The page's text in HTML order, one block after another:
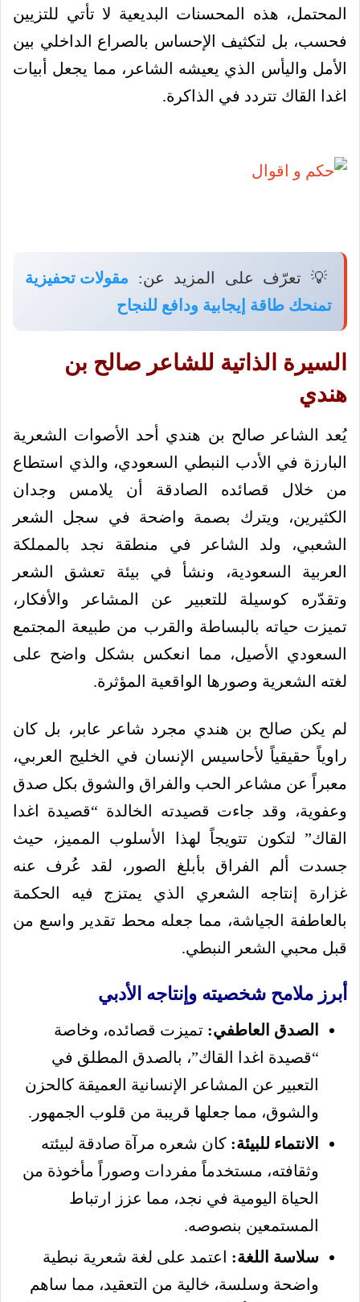
المحتمل، هذه المحسنات البديعية لا تأتي للتزيين
فحسب، بل لتكثيف الإحساس بالصراع الداخلي بين
الأمل واليأس الذي يعيشه الشاعر، مما يجعل أبيات
اغدا القاك تتردد في الذاكرة.
💡 تعرّف على المزيد عن: مقولات تحفيزية
تمنحك طاقة إيجابية ودافع للنجاح
السيرة الذاتية للشاعر صالح بن
هندي
يُعد الشاعر صالح بن هندي أحد الأصوات الشعرية
البارزة في الأدب النبطي السعودي، والذي استطاع
من خلال قصائده الصادقة أن يلامس وجدان
الكثيرين، ويترك بصمة واضحة في سجل الشعر
الشعبي، ولد الشاعر في منطقة نجد بالمملكة
العربية السعودية، ونشأ في بيئة تعشق الشعر
وتقدّره كوسيلة للتعبير عن المشاعر والأفكار،
تميزت حياته بالبساطة والقرب من طبيعة المجتمع
السعودي الأصيل، مما انعكس بشكل واضح على
لغته الشعرية وصورها الواقعية المؤثرة.
لم يكن صالح بن هندي مجرد شاعر عابر، بل كان
راوياً حقيقياً لأحاسيس الإنسان في الخليج العربي،
معبراً عن مشاعر الحب والفراق والشوق بكل صدق
وعفوية، وقد جاءت قصيدته الخالدة “قصيدة اغدا
القاك” لتكون تتويجاً لهذا الأسلوب المميز، حيث
جسدت ألم الفراق بأبلغ الصور، لقد عُرف عنه
غزارة إنتاجه الشعري الذي يمتزج فيه الحكمة
بالعاطفة الجياشة، مما جعله محط تقدير واسع من
قبل محبي الشعر النبطي.
أبرز ملامح شخصيته وإنتاجه الأدبي
الصدق العاطفي: تميزت قصائده، وخاصة
“قصيدة اغدا القاك”، بالصدق المطلق في
التعبير عن المشاعر الإنسانية العميقة كالحزن
والشوق، مما جعلها قريبة من قلوب الجمهور.
الانتماء للبيئة: كان شعره مرآة صادقة لبيئته
وثقافته، مستخدماً مفردات وصوراً مأخوذة من
الحياة اليومية في نجد، مما عزز ارتباط
المستمعين بنصوصه.
سلاسة اللغة: اعتمد على لغة شعرية نبطية
واضحة وسلسة، خالية من التعقيد، مما ساهم